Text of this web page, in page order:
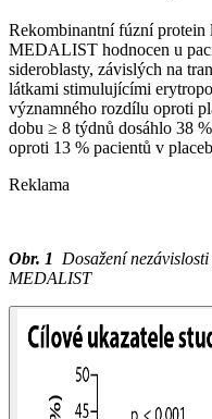
Rekombinantní fúzní protein
MEDALIST hodnocen u
sideroblasty, závislých na
látkami stimulujícími
významného rozdílu oproti
dobu ≥ 8 týdnů dosáhlo 38
oproti 13 % pacientů v
Reklama
Obr. 1 Dosažení
MEDALIST